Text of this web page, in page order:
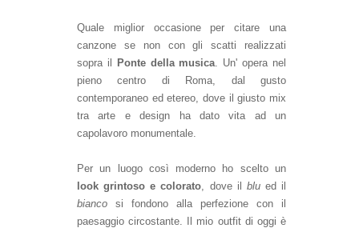
Quale miglior occasione per citare una
canzone se non con gli scatti realizzati
sopra il
Ponte della musica. Un' opera nel
pieno centro di Roma, dal gusto
contemporaneo ed etereo, dove il giusto mix
tra arte e design ha dato vita ad un
capolavoro monumentale.
Per un luogo così moderno ho scelto un
look grintoso e colorato, dove il blued il
bianco si fondono alla perfezione con il
paesaggio circostante. Il mio outfit di oggi è